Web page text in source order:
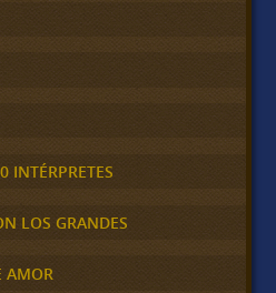
INTÉRPRETES
LOS GRANDES
AMOR